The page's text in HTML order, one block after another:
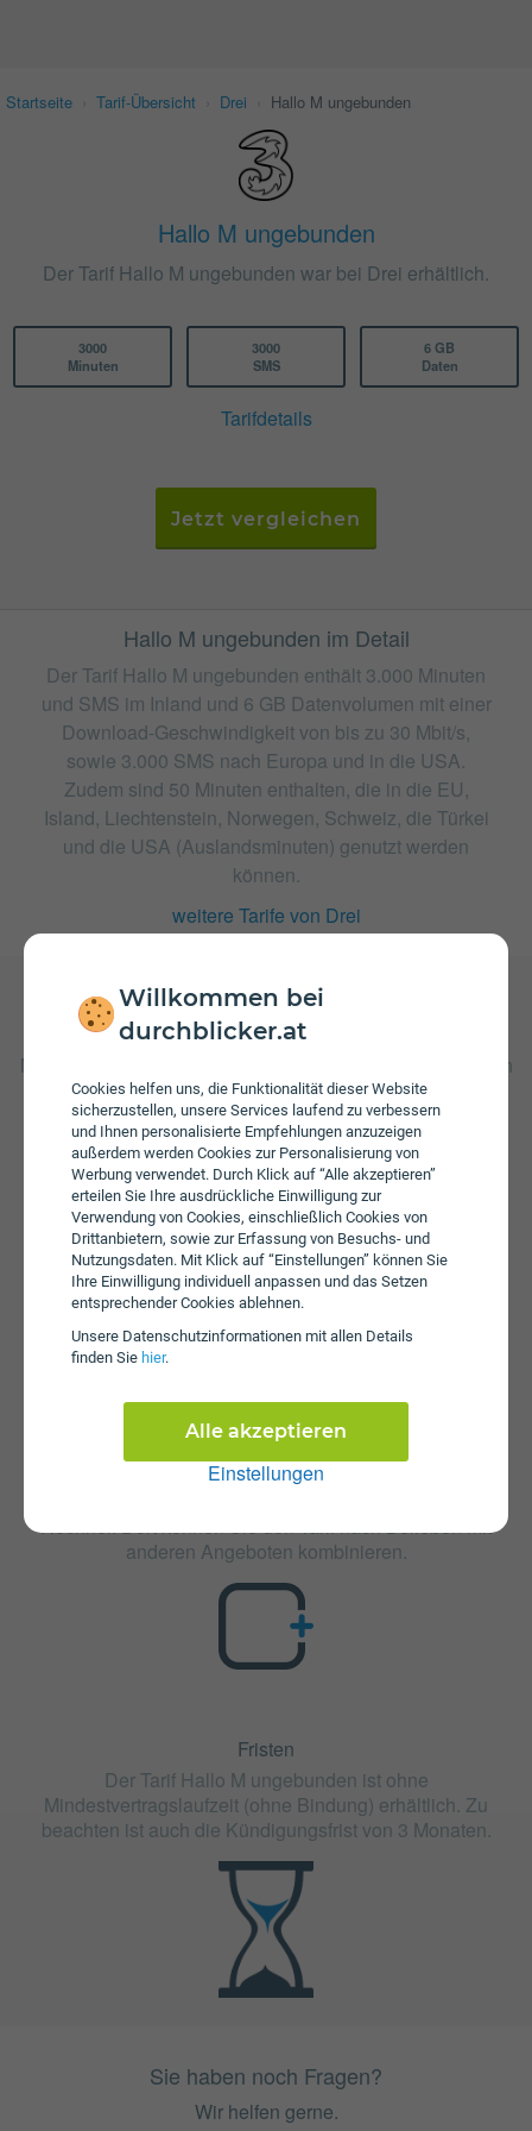
Willkommen bei
durchblicker.at
Cookies helfen uns, die Funktionalität dieser Website
sicherzustellen, unsere Services laufend zu verbessern
und Ihnen personalisierte Empfehlungen anzuzeigen
außerdem werden Cookies zur Personalisierung von
Werbung verwendet. Durch Klick auf “Alle akzeptieren”
erteilen Sie Ihre ausdrückliche Einwilligung zur
Verwendung von Cookies, einschließlich Cookies von
Drittanbietern, sowie zur Erfassung von Besuchs- und
Nutzungsdaten. Mit Klick auf “Einstellungen” können Sie
Ihre Einwilligung individuell anpassen und das Setzen
entsprechender Cookies ablehnen.
Unsere Daten­schutz­informationen mit allen Details
finden Sie hier.
Einstellungen
Alle akzeptieren
Startseite Tarif-Übersicht Drei Hallo M ungebunden
Hallo M ungebunden
Der Tarif Hallo M ungebunden war bei Drei erhältlich.
3000
Minuten
3000
SMS
6 GB
Daten
Tarifdetails
Jetzt vergleichen
Hallo M ungebunden im Detail
Der Tarif Hallo M ungebunden enthält 3.000 Minuten
und SMS im Inland und 6 GB Datenvolumen mit einer
Download-Geschwindigkeit von bis zu 30 Mbit/s,
sowie 3.000 SMS nach Europa und in die USA.
Zudem sind 50 Minuten enthalten, die in die EU,
Island, Liechtenstein, Norwegen, Schweiz, die Türkei
und die USA (Auslandsminuten) genutzt werden
können.
weitere Tarife von Drei
Gebühren
Nach Verbrauch der inkludierten Einheiten fallen Kosten in
Höhe von 35 ct/€ pro Minute und 35 ct/€ pro versendeter
SMS an. Wenn das inkludierte Datenvolumen
aufgebraucht ist können Sie mit 64 Kbit/s weitersurfen.
Zusätzlich fällt beim Hallo M ungebunden eine
Aktivierungsgebühr in Höhe von € 69 an. Die jährliche
Servicepauschale beträgt € 20.
Zusatzpakete
Zusatzangeboten erweiterbar. Mehr über kombinierbare
Rechner. Dort können Sie den Tarif nach Belieben mit
anderen Angeboten kombinieren.
Fristen
Der Tarif Hallo M ungebunden ist ohne
Mindestvertragslaufzeit (ohne Bindung) erhältlich. Zu
beachten ist auch die Kündigungsfrist von 3 Monaten.
Sie haben noch Fragen?
Wir helfen gerne.